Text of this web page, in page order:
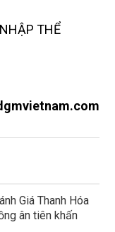
THỂ
Giá Thanh Hóa
ân tiên khấn